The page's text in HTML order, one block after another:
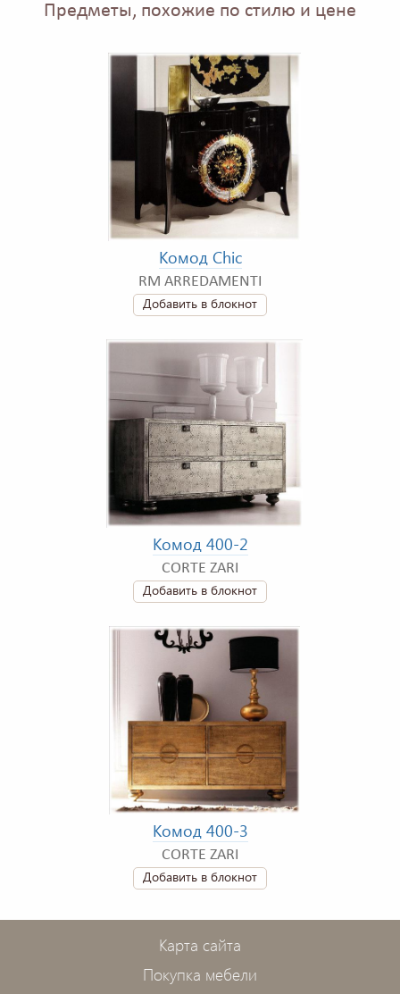
Предметы, похожие по стилю и цене
Комод Chic
RM ARREDAMENTI
Добавить в блокнот
Комод 400-2
CORTE ZARI
Добавить в блокнот
Комод 400-3
CORTE ZARI
Добавить в блокнот
Карта сайта
Покупка мебели